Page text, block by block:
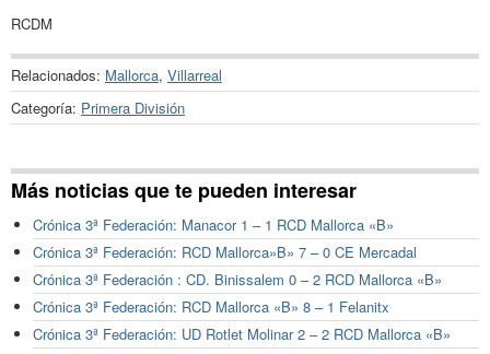
RCDM
Relacionados: Mallorca, Villarreal
Categoría: Primera División
Más noticias que te pueden interesar
Crónica 3ª Federación: Manacor 1 – 1 RCD Mallorca «B»
Crónica 3ª Federación: RCD Mallorca»B» 7 – 0 CE Mercadal
Crónica 3ª Federación : CD. Binissalem 0 – 2 RCD Mallorca «B»
Crónica 3ª Federación: RCD Mallorca «B» 8 – 1 Felanitx
Crónica 3ª Federación: UD Rotlet Molinar 2 – 2 RCD Mallorca «B»